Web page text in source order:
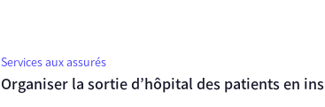
Services aux assurés
Organiser la sortie d’hôpital des patients en